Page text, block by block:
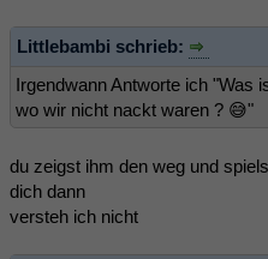
Littlebambi schrieb:
Irgendwann Antworte ich "Was
wo wir nicht nackt waren ? 😅"
du zeigst ihm den weg und
dich dann
versteh ich nicht